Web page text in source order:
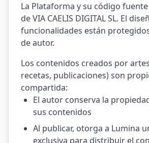
La Plataforma y su código
de VIA CAELIS DIGITAL SL. El
funcionalidades están
de autor.
Los contenidos creados por
recetas, publicaciones) son
compartida:
El autor conserva la
sus contenidos
Al publicar, otorga a Lumina
exclusiva para distribuir el